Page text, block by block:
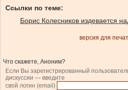
Ссылки по теме:
Борис Колесников издевается
версия для
Что скажете, Аноним?
Если Вы зарегистрированный
дискуссии — введите
свой логин (email)